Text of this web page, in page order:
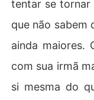
tentar se tornar
que não sabem
ainda maiores.
com sua irmã
si mesma do